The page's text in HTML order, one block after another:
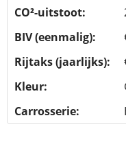
CO²-uitstoot:
BIV (eenmalig):
Rijtaks (jaarlijks):
Kleur:
Carrosserie: